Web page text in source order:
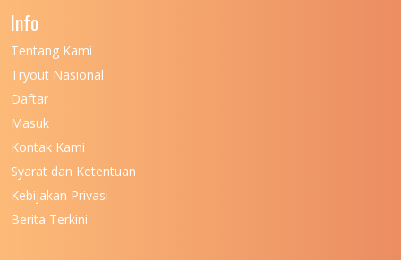
UNIVERSITAS NEGERI KHAIRUN
UNIVERSITAS NEGERI MANADO
UNIVERSITAS NEGERI MEDAN
UNIVERSITAS NEGERI PADANG
Info
Tentang Kami
Tryout Nasional
Daftar
Masuk
Kontak Kami
Syarat dan Ketentuan
Kebijakan Privasi
Berita Terkini